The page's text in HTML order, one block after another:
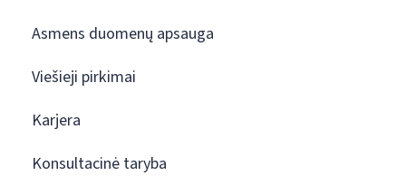
Asmens duomenų apsauga
Viešieji pirkimai
Karjera
Konsultacinė taryba